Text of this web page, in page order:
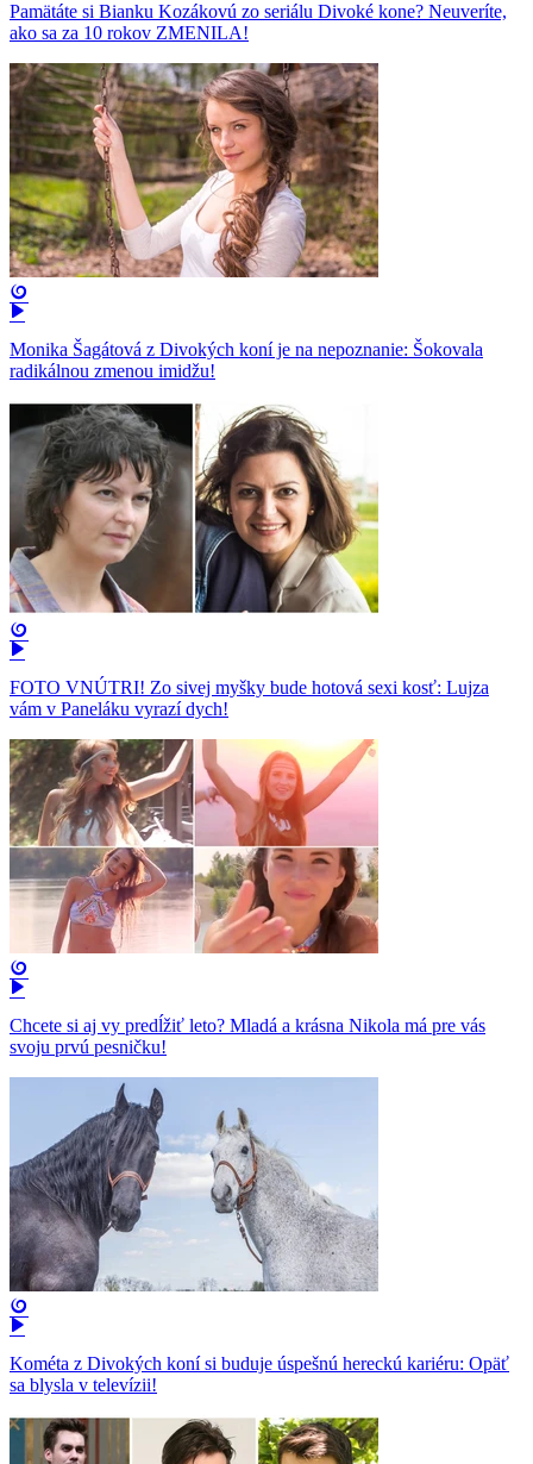
Pamätáte si Bianku Kozákovú zo seriálu Divoké kone? Neuveríte,
ako sa za 10 rokov ZMENILA!
Monika Šagátová z Divokých koní je na nepoznanie: Šokovala
radikálnou zmenou imidžu!
FOTO VNÚTRI! Zo sivej myšky bude hotová sexi kosť: Lujza
vám v Paneláku vyrazí dych!
Chcete si aj vy predĺžiť leto? Mladá a krásna Nikola má pre vás
svoju prvú pesničku!
Kométa z Divokých koní si buduje úspešnú hereckú kariéru: Opäť
sa blysla v televízii!